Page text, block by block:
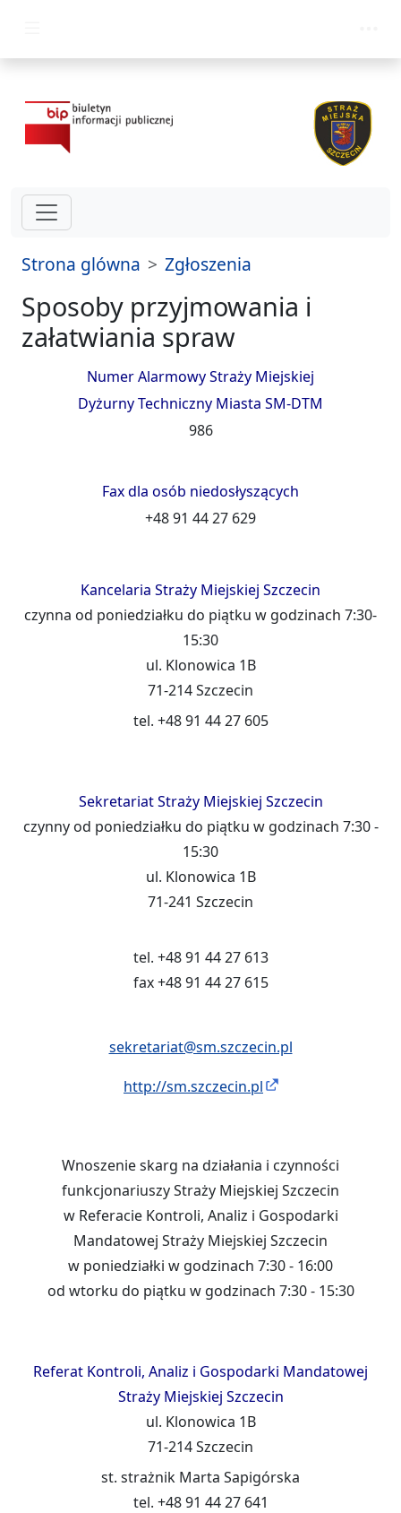
Strona glówna Zgłoszenia
Sposoby przyjmowania i
załatwiania spraw
Numer Alarmowy Straży Miejskiej
Dyżurny Techniczny Miasta SM-DTM
986
Fax dla osób niedosłyszących
+48 91 44 27 629
Kancelaria Straży Miejskiej Szczecin
czynna od poniedziałku do piątku w godzinach 7:30-
15:30
ul. Klonowica 1B
71-214 Szczecin
tel. +48 91 44 27 605
Sekretariat Straży Miejskiej Szczecin
czynny od poniedziałku do piątku w godzinach 7:30 -
15:30
ul. Klonowica 1B
71-241 Szczecin
tel. +48 91 44 27 613
fax +48 91 44 27 615
sekretariat@sm.szczecin.pl
http://sm.szczecin.pl
Wnoszenie skarg na działania i czynności
funkcjonariuszy Straży Miejskiej Szczecin
w Referacie Kontroli, Analiz i Gospodarki
Mandatowej Straży Miejskiej Szczecin
w poniedziałki w godzinach 7:30 - 16:00
od wtorku do piątku w godzinach 7:30 - 15:30
Referat Kontroli, Analiz i Gospodarki Mandatowej
Straży Miejskiej Szczecin
ul. Klonowica 1B
71-214 Szczecin
st. strażnik Marta Sapigórska
tel. +48 91 44 27 641